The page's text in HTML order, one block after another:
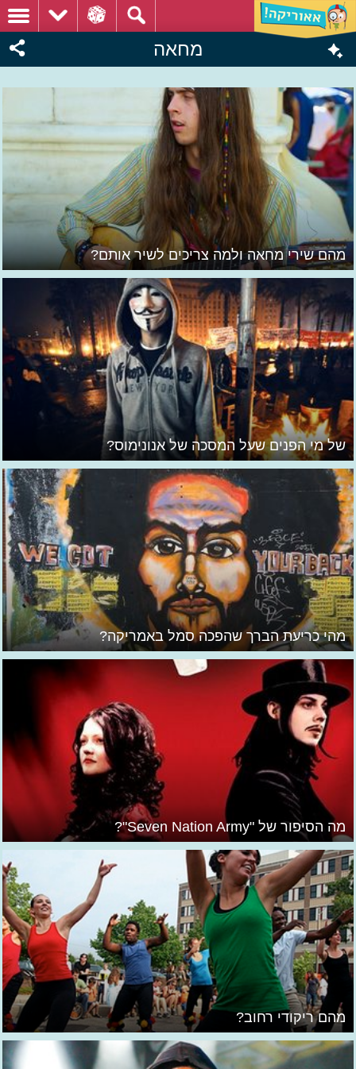
מחאה
מהם שירי מחאה ולמה צריכים לשיר אותם?
של מי הפנים שעל המסכה של אנונימוס?
מהי כריעת הברך שהפכה סמל באמריקה?
מה הסיפור של "Seven Nation Army"?
מהם ריקודי רחוב?